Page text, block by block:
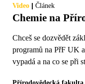
Video | Článek
Chemie na
Chceš se dozvědět
programů na PřF UK
vypadá a na co se při